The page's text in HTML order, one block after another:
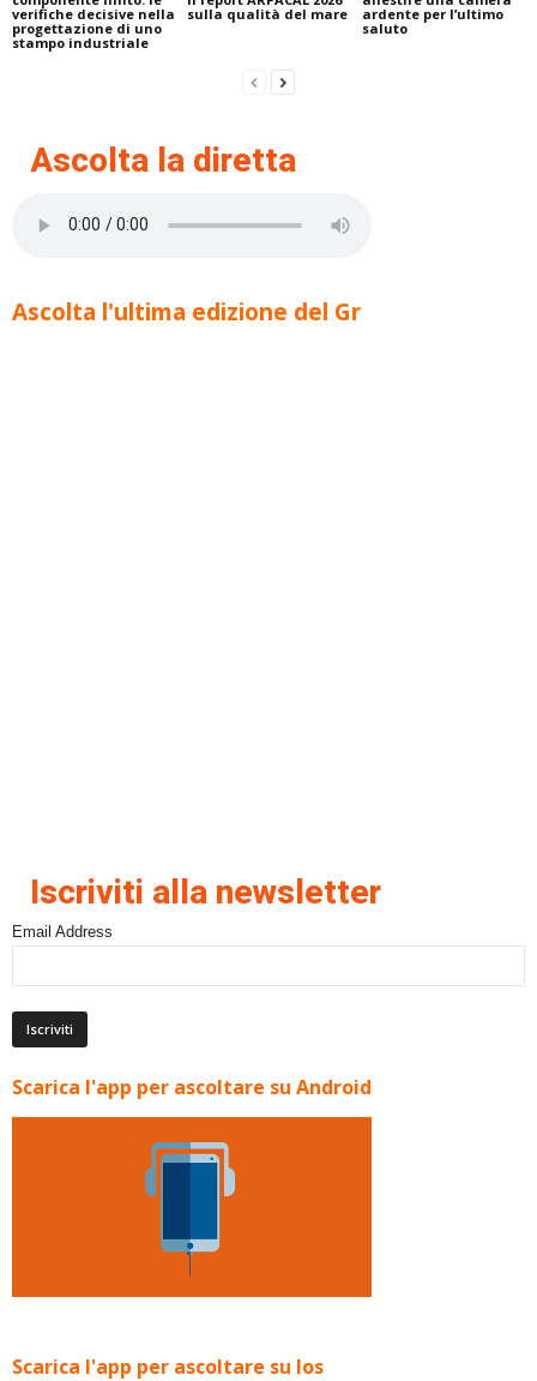
verifiche decisive nella
progettazione di uno
stampo industriale
sulla qualità del mare
ardente per l’ultimo
saluto
Ascolta la diretta
Ascolta l'ultima edizione del Gr
Iscriviti alla newsletter
Email Address
Scarica l'app per ascoltare su Android
Scarica l'app per ascoltare su Ios